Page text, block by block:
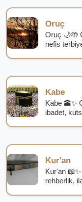
Oruç
Oruç 🌙🤲
nefis
Kabe
Kabe 🕋✨
ibadet,
Kur'an
Kur'an
rehberlik,